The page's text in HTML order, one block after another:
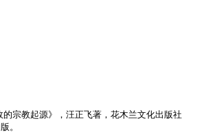
的宗教起源》，汪正飞著， 花木兰文化出版社
。